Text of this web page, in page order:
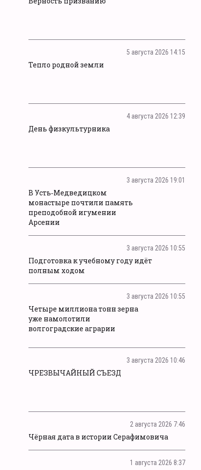
5 августа 2026 14:15
Тепло родной земли
4 августа 2026 12:39
День физкультурника
3 августа 2026 19:01
В Усть‑Медведицком
монастыре почтили память
преподобной игумении
Арсении
3 августа 2026 10:55
Подготовка к учебному году идёт
полным ходом
3 августа 2026 10:55
Четыре миллиона тонн зерна
уже намолотили
волгоградские аграрии
3 августа 2026 10:46
ЧРЕЗВЫЧАЙНЫЙ СЪЕЗД
2 августа 2026 7:46
Чёрная дата в истории Серафимовича
1 августа 2026 8:37